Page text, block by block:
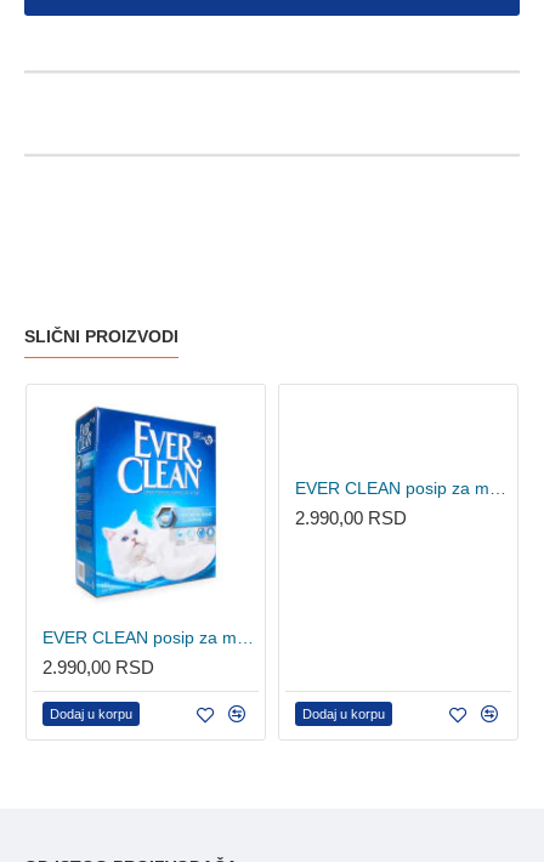
SLIČNI PROIZVODI
2.990,00 RSD
Dodaj u korpu
2.990,00 RSD
Dodaj u korpu